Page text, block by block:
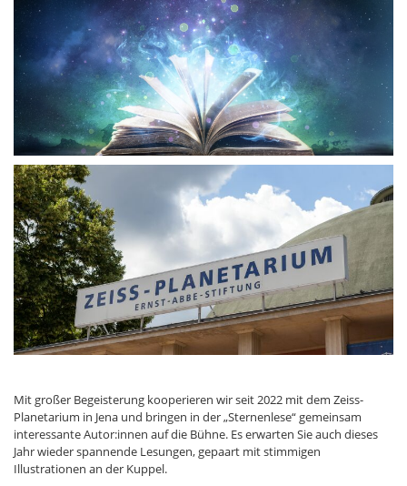
Mit großer Begeisterung kooperieren wir seit 2022 mit dem Zeiss-
Planetarium in Jena und bringen in der „Sternenlese“ gemeinsam
interessante Autor:innen auf die Bühne. Es erwarten Sie auch dieses
Jahr wieder spannende Lesungen, gepaart mit stimmigen
Illustrationen an der Kuppel.